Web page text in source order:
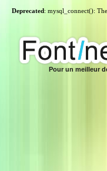
Deprecated: mysql_connect():
Pour un meilleur